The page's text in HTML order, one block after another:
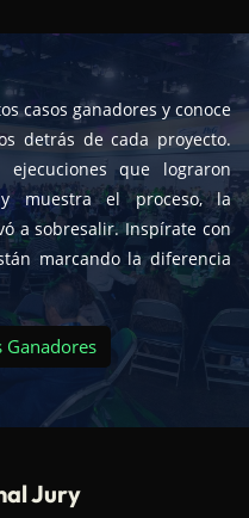
casos ganadores y conoce
detrás de cada proyecto.
ejecuciones que lograron
muestra el proceso, la
a sobresalir. Inspírate con
marcando la diferencia
Ganadores
Jury